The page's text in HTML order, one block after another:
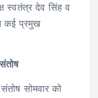
स्वतंत्र देव सिंह व
कई प्रमुख
सोमवार को